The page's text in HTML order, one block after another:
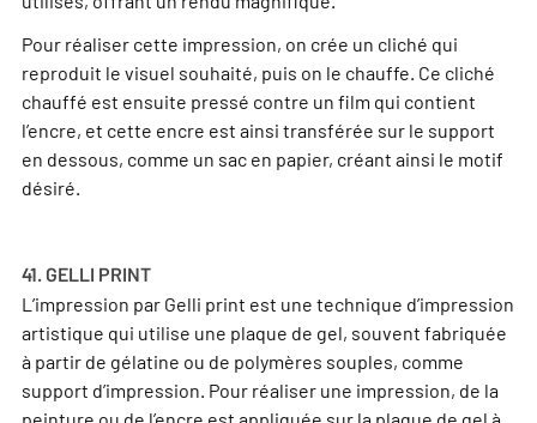
Pour réaliser cette impression, on crée un cliché qui
reproduit le visuel souhaité, puis on le chauffe. Ce cliché
chauffé est ensuite pressé contre un film qui contient
l’encre, et cette encre est ainsi transférée sur le support
en dessous, comme un sac en papier, créant ainsi le motif
désiré.
41. GELLI PRINT
L’impression par Gelli print est une technique d’impression
artistique qui utilise une plaque de gel, souvent fabriquée
à partir de gélatine ou de polymères souples, comme
support d’impression. Pour réaliser une impression, de la